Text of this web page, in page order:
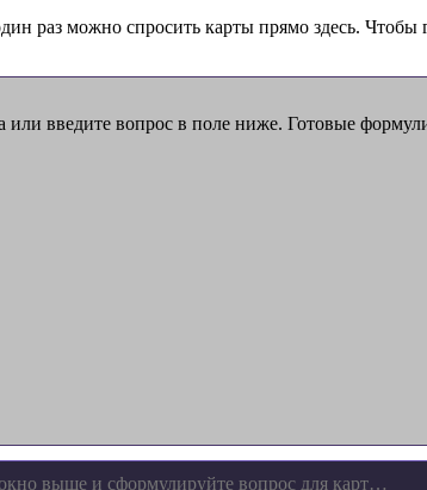
раз можно спросить карты прямо здесь.
или введите вопрос в поле ниже. Готовые